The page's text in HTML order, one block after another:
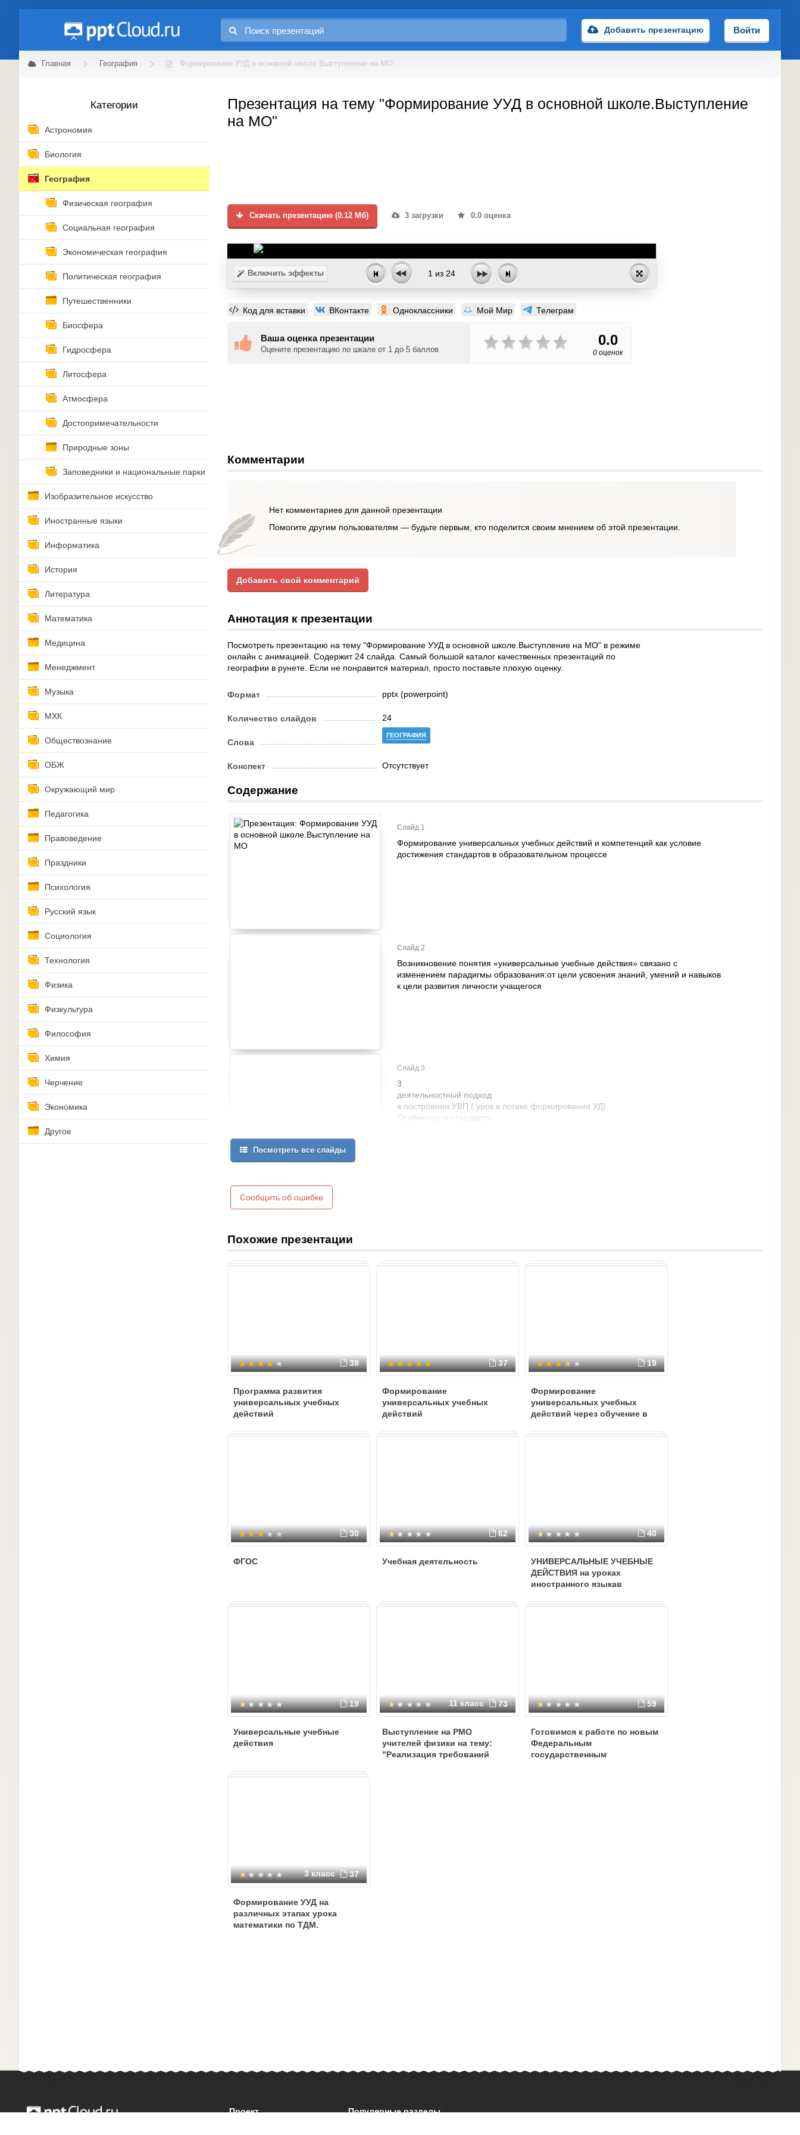
Добавить презентацию Войти
Главная География Формирование УУД в основной школе.Выступление на МО
Категории
Астрономия
Биология
География
Физическая география
Социальная география
Экономическая география
Политическая география
Путешественники
Биосфера
Гидросфера
Литосфера
Атмосфера
Достопримечательности
Природные зоны
Заповедники и национальные парки
Изобразительное искусство
Иностранные языки
Информатика
История
Литература
Математика
Медицина
Менеджмент
Музыка
МХК
Обществознание
ОБЖ
Окружающий мир
Педагогика
Правоведение
Праздники
Психология
Русский язык
Социология
Технология
Физика
Физкультура
Философия
Химия
Черчение
Экономика
Другое
Презентация на тему "Формирование УУД в основной школе.Выступление
на МО"
Скачать презентацию (0.12 Мб) 3 загрузки 0.0 оценка
Включить эффекты 1 из 24
Код для вставки ВКонтакте Одноклассники Мой Мир Телеграм
Ваша оценка презентации
Оцените презентацию по шкале от 1 до 5 баллов
0.0
0 оценок
Комментарии
Нет комментариев для данной презентации
Помогите другим пользователям — будьте первым, кто поделится своим мнением об этой презентации.
Добавить свой комментарий
Аннотация к презентации
Посмотреть презентацию на тему "Формирование УУД в основной школе.Выступление на МО" в режиме
онлайн с анимацией. Содержит 24 слайда. Самый большой каталог качественных презентаций по
географии в рунете. Если не понравится материал, просто поставьте плохую оценку.
Формат pptx (powerpoint)
Количество слайдов 24
Слова
ГЕОГРАФИЯ
Конспект Отсутствует
Содержание
Слайд 1
Формирование универсальных учебных действий и компетенций как условие
достижения стандартов в образовательном процессе
Слайд 2
Возникновение понятия «универсальные учебные действия» связано с
изменением парадигмы образования:от цели усвоения знаний, умений и навыков
к цели развития личности учащегося
Слайд 3
3
деятельностный подход
в построении УВП ( урок в логике формирования УД)
Особенности стандарта:
Посмотреть все слайды
Сообщить об ошибке
Похожие презентации
38
Программа развития
универсальных учебных
действий
37
Формирование
универсальных учебных
действий
19
Формирование
универсальных учебных
действий через обучение в
30
ФГОС
62
Учебная деятельность
40
УНИВЕРСАЛЬНЫЕ УЧЕБНЫЕ
ДЕЙСТВИЯ на уроках
иностранного языкав
19
Универсальные учебные
действия
11 класс 73
Выступление на РМО
учителей физики на тему:
"Реализация требований
59
Готовимся к работе по новым
Федеральным
государственным
3 класс 37
Формирование УУД на
различных этапах урока
математики по ТДМ.
Проект
Популярные разделы